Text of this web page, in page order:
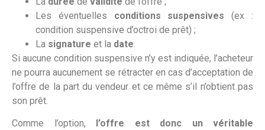
Les éventuelles conditions suspensives (ex :
condition suspensive d’octroi de prêt) ;
La signature et la date.
Si aucune condition suspensive n’y est indiquée, l’acheteur
ne pourra aucunement se rétracter en cas d’acceptation de
l’offre de la part du vendeur et ce même s’il n’obtient pas
son prêt.
Comme l’option,
l’offre est donc un véritable